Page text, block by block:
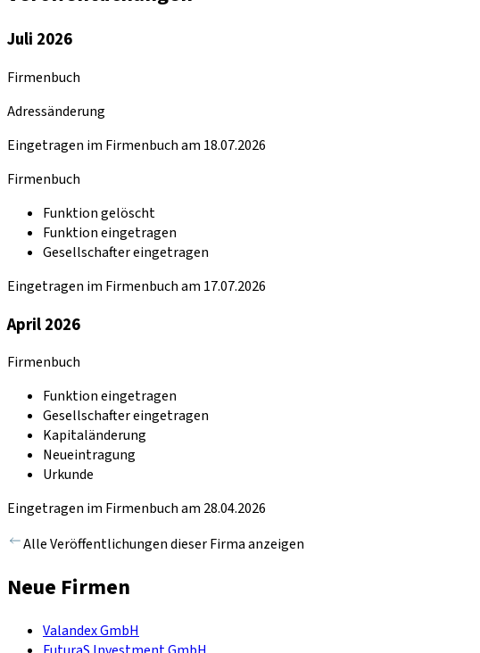
Juli 2026
Firmenbuch
Adressänderung
Eingetragen im Firmenbuch am 18.07.2026
Firmenbuch
Funktion gelöscht
Funktion eingetragen
Gesellschafter eingetragen
Eingetragen im Firmenbuch am 17.07.2026
April 2026
Firmenbuch
Funktion eingetragen
Gesellschafter eingetragen
Kapitaländerung
Neueintragung
Urkunde
Eingetragen im Firmenbuch am 28.04.2026
Alle Veröffentlichungen dieser Firma anzeigen
Neue Firmen
Valandex GmbH